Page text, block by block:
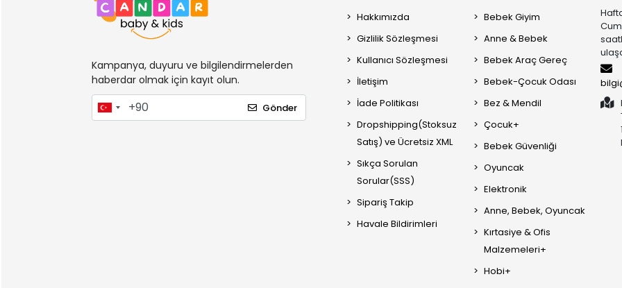
Kampanya, duyuru ve bilgilendirmelerden
haberdar olmak için kayıt olun.
Gönder
Hakkımızda
Gizlilik Sözleşmesi
Kullanıcı Sözleşmesi
İletişim
İade Politikası
Dropshipping(Stoksuz
Satış) ve Ücretsiz XML
Sıkça Sorulan
Sorular(SSS)
Sipariş Takip
Havale Bildirimleri
Bebek Giyim
Anne & Bebek
Bebek Araç Gereç
Bebek-Çocuk Odası
Bez & Mendil
Çocuk+
Bebek Güvenliği
Oyuncak
Elektronik
Anne, Bebek, Oyuncak
Kırtasiye & Ofis
Malzemeleri+
Hobi+